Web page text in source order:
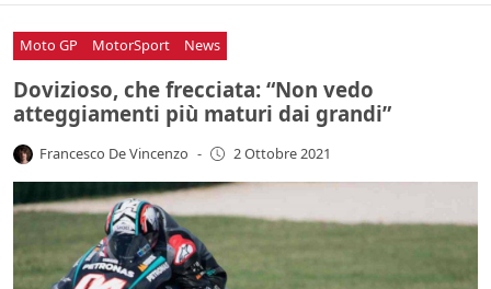
Moto GP MotorSport News
Dovizioso, che frecciata: “Non vedo
atteggiamenti più maturi dai grandi”
Francesco De Vincenzo - 2 Ottobre 2021